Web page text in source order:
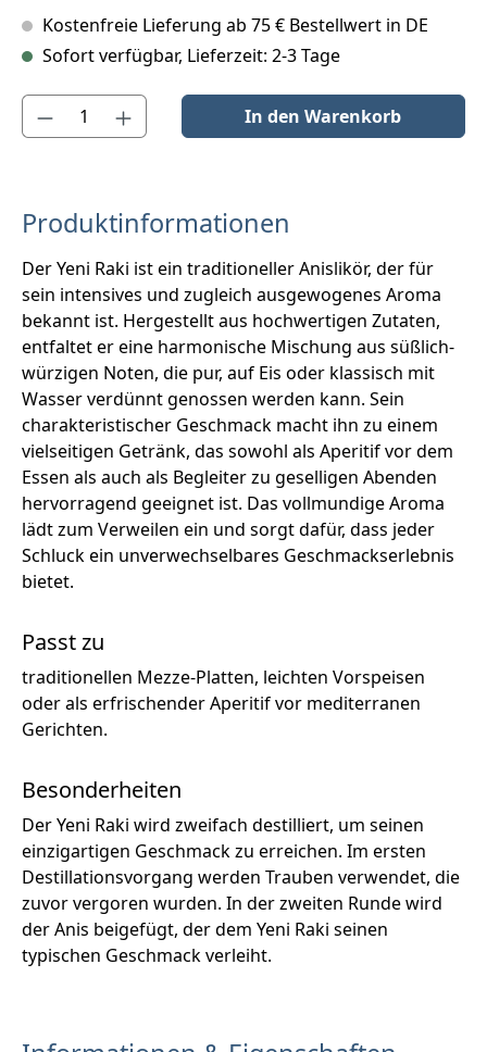
Kostenfreie Lieferung ab 75 € Bestellwert in DE
Sofort verfügbar, Lieferzeit: 2-3 Tage
Produkt Anzahl: Gib den gewünschten Wert ein oder benutze
In den Warenkorb
Produktinformationen
Der Yeni Raki ist ein traditioneller Anislikör, der für
sein intensives und zugleich ausgewogenes Aroma
bekannt ist. Hergestellt aus hochwertigen Zutaten,
entfaltet er eine harmonische Mischung aus süßlich-
würzigen Noten, die pur, auf Eis oder klassisch mit
Wasser verdünnt genossen werden kann. Sein
charakteristischer Geschmack macht ihn zu einem
vielseitigen Getränk, das sowohl als Aperitif vor dem
Essen als auch als Begleiter zu geselligen Abenden
hervorragend geeignet ist. Das vollmundige Aroma
lädt zum Verweilen ein und sorgt dafür, dass jeder
Schluck ein unverwechselbares Geschmackserlebnis
bietet.
Passt zu
traditionellen Mezze-Platten, leichten Vorspeisen
oder als erfrischender Aperitif vor mediterranen
Gerichten.
Besonderheiten
Der Yeni Raki wird zweifach destilliert, um seinen
einzigartigen Geschmack zu erreichen. Im ersten
Destillationsvorgang werden Trauben verwendet, die
zuvor vergoren wurden. In der zweiten Runde wird
der Anis beigefügt, der dem Yeni Raki seinen
typischen Geschmack verleiht.